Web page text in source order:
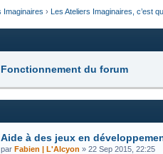
Imaginaires › Les Ateliers Imaginaires, c’est
Fonctionnement du forum
Aide à des jeux en
par Fabien | L'Alcyon » 22 Sep 2015, 22:25